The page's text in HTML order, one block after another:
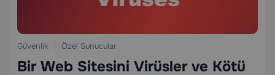
Güvenlik Özel Sunucular
Bir Web Sitesini Virüsler ve Kötü